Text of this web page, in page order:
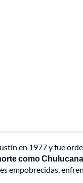
en 1977 y fue
como
empobrecidas,